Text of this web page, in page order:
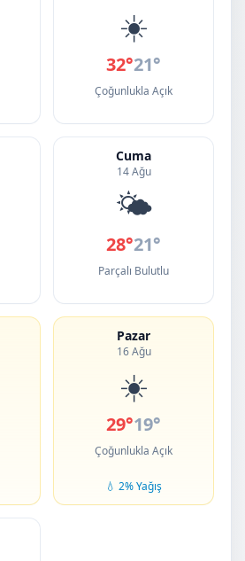
☀️
32°21°
Çoğunlukla Açık
Cuma
14 Ağu
🌤️
28°21°
Parçalı Bulutlu
Pazar
16 Ağu
☀️
29°19°
Çoğunlukla Açık
💧 2% Yağış